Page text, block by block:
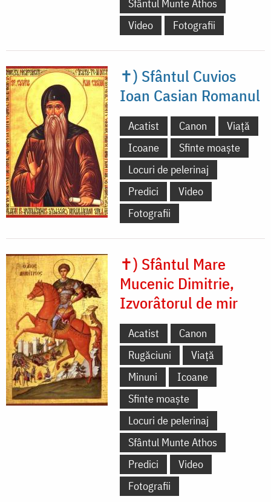
Sfântul Munte Athos
Video
Fotografii
✝) Sfântul Cuvios
Ioan Casian Romanul
Acatist Canon
Viață
Icoane
Sfinte moaște
Locuri de pelerinaj
Predici
Video
Fotografii
✝) Sfântul Mare
Mucenic Dimitrie,
Izvorâtorul de mir
Acatist
Canon
Rugăciuni
Viață
Minuni
Icoane
Sfinte moaște
Locuri de pelerinaj
Sfântul Munte Athos
Predici
Video
Fotografii